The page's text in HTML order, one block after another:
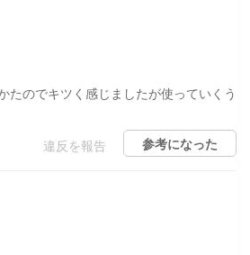
たのでキツく感じましたが使っていくう
違反を報告 参考になった